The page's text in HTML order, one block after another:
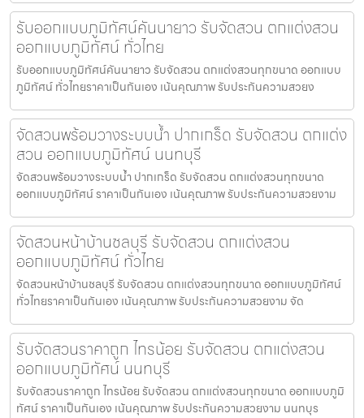
รับออกแบบภูมิทัศน์คันนายาว รับจัดสวน ตกแต่งสวน
ออกแบบภูมิทัศน์ ทั่วไทย
รับออกแบบภูมิทัศน์คันนายาว รับจัดสวน ตกแต่งสวนทุกขนาด ออกแบบ
ภูมิทัศน์ ทั่วไทยราคาเป็นกันเอง เน้นคุณภาพ รับประกันความสวยง
จัดสวนพร้อมวางระบบน้ำ ปากเกร็ด รับจัดสวน ตกแต่ง
สวน ออกแบบภูมิทัศน์ นนทบุรี
จัดสวนพร้อมวางระบบน้ำ ปากเกร็ด รับจัดสวน ตกแต่งสวนทุกขนาด
ออกแบบภูมิทัศน์ ราคาเป็นกันเอง เน้นคุณภาพ รับประกันความสวยงาม
จัดสวนหน้าบ้านชลบุรี รับจัดสวน ตกแต่งสวน
ออกแบบภูมิทัศน์ ทั่วไทย
จัดสวนหน้าบ้านชลบุรี รับจัดสวน ตกแต่งสวนทุกขนาด ออกแบบภูมิทัศน์
ทั่วไทยราคาเป็นกันเอง เน้นคุณภาพ รับประกันความสวยงาม จัด
รับจัดสวนราคาถูก ไทรน้อย รับจัดสวน ตกแต่งสวน
ออกแบบภูมิทัศน์ นนทบุรี
รับจัดสวนราคาถูก ไทรน้อย รับจัดสวน ตกแต่งสวนทุกขนาด ออกแบบภูมิ
ทัศน์ ราคาเป็นกันเอง เน้นคุณภาพ รับประกันความสวยงาม นนทบุร